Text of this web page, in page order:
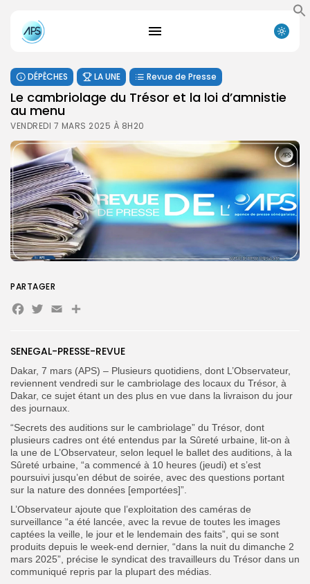
Search
for:
Search
Button
FR
DÉPÊCHES LA UNE Revue de Presse
Le cambriolage du Trésor et la loi d’amnistie
au menu
VENDREDI 7 MARS 2025 À 8H20
SENEGAL-PRESSE-REVUE
Dakar, 7 mars (APS) – Plusieurs quotidiens, dont L’Observateur,
reviennent vendredi sur le cambriolage des locaux du Trésor, à
Dakar, ce sujet étant un des plus en vue dans la livraison du jour
des journaux.
“Secrets des auditions sur le cambriolage” du Trésor, dont
plusieurs cadres ont été entendus par la Sûreté urbaine, lit-on à
la une de L’Observateur, selon lequel le ballet des auditions, à la
Sûreté urbaine, “a commencé à 10 heures (jeudi) et s’est
poursuivi jusqu’en début de soirée, avec des questions portant
sur la nature des données [emportées]”.
L’Observateur ajoute que l’exploitation des caméras de
surveillance “a été lancée, avec la revue de toutes les images
captées la veille, le jour et le lendemain des faits”, qui se sont
produits depuis le week-end dernier, “dans la nuit du dimanche 2
mars 2025”, précise le syndicat des travailleurs du Trésor dans un
communiqué repris par la plupart des médias.
PARTAGER
Facebook
Twitter
EmailPartager